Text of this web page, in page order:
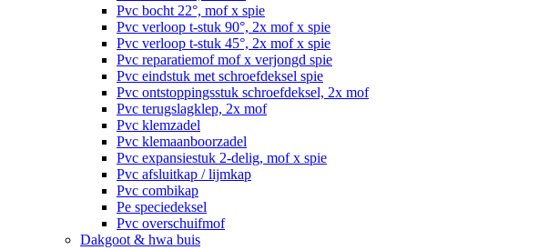
Pvc bocht 22°, mof x spie
Pvc verloop t-stuk 90°, 2x mof x spie
Pvc verloop t-stuk 45°, 2x mof x spie
Pvc reparatiemof mof x verjongd spie
Pvc eindstuk met schroefdeksel spie
Pvc ontstoppingsstuk schroefdeksel, 2x mof
Pvc terugslagklep, 2x mof
Pvc klemzadel
Pvc klemaanboorzadel
Pvc expansiestuk 2-delig, mof x spie
Pvc afsluitkap / lijmkap
Pvc combikap
Pe speciedeksel
Pvc overschuifmof
Dakgoot & hwa buis